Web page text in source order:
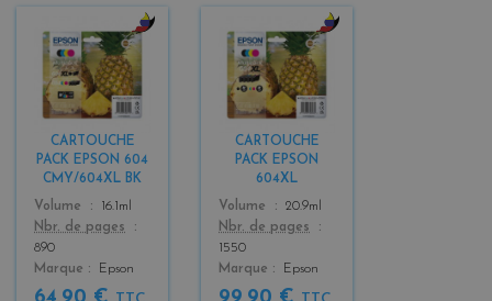
CARTOUCHE
PACK EPSON 604
CMY/604XL BK
Color
b
l
a
c
k
+
3
Volume
16.1ml
Nbr. de pages
890
Marque
Epson
CARTOUCHE
PACK EPSON
604XL
Color
b
l
a
c
k
+
Volume
20.9ml
Nbr. de pages
1550
Marque
Epson